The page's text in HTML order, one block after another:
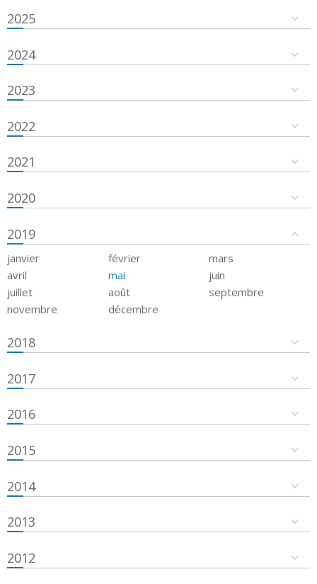
2025
2024
2023
2022
2021
2020
2019
janvier février
mars
avril
mai
juin
juillet
août
septembre
novembre
décembre
2018
2017
2016
2015
2014
2013
2012